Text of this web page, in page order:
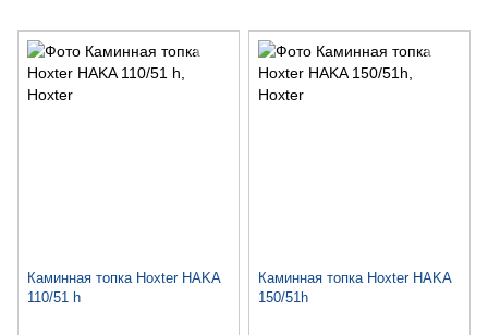
Каминная топка Hoxter HAKA
110/51 h
Каминная топка Hoxter HAKA
150/51h